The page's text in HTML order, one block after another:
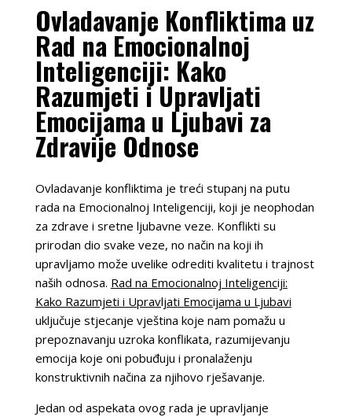
Ovladavanje Konfliktima uz
Rad na Emocionalnoj
Inteligenciji: Kako
Razumjeti i Upravljati
Emocijama u Ljubavi za
Zdravije Odnose
Ovladavanje konfliktima je treći stupanj na putu
rada na Emocionalnoj Inteligenciji, koji je neophodan
za zdrave i sretne ljubavne veze. Konflikti su
prirodan dio svake veze, no način na koji ih
upravljamo može uvelike odrediti kvalitetu i trajnost
naših odnosa. Rad na Emocionalnoj Inteligenciji:
Kako Razumjeti i Upravljati Emocijama u Ljubavi
uključuje stjecanje vještina koje nam pomažu u
prepoznavanju uzroka konflikata, razumijevanju
emocija koje oni pobuđuju i pronalaženju
konstruktivnih načina za njihovo rješavanje.
Jedan od aspekata ovog rada je upravljanje